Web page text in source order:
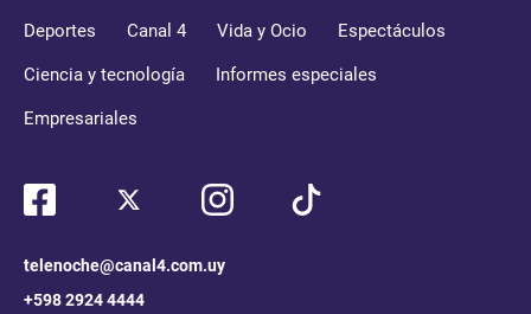
Deportes Canal 4 Vida y Ocio Espectáculos
Ciencia y tecnología Informes especiales
Empresariales
telenoche@canal4.com.uy
+598 2924 4444